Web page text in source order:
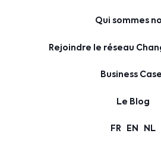
Qui sommes
Rejoindre le réseau
Business
Le Blog
FR EN NL